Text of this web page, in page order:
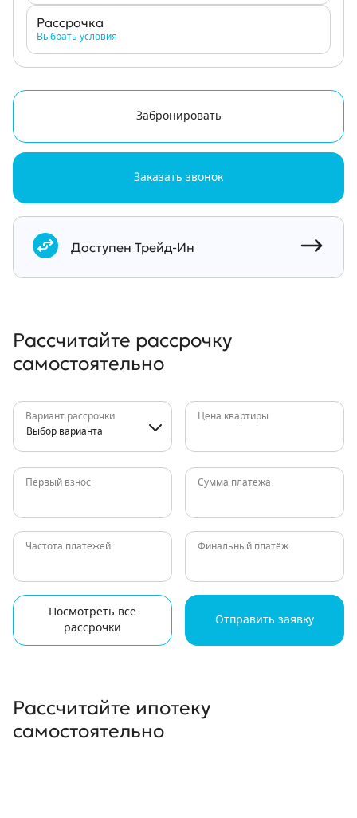
Рассрочка
Выбрать условия
Забронировать
Заказать звонок
Документы
Доступен Трейд-Ин
Рассчитайте рассрочку
самостоятельно
Вариант рассрочки
Выбор варианта
Цена квартиры
Первый взнос Сумма платежа
Частота платежей Финальный платёж
Посмотреть все
рассрочки
Отправить заявку
Рассчитайте ипотеку
самостоятельно